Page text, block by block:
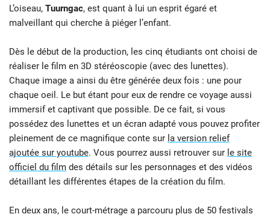
L’oiseau, Tuurngac, est quant à lui un esprit égaré et
malveillant qui cherche à piéger l’enfant.
Dès le début de la production, les cinq étudiants ont choisi de
réaliser le film en 3D stéréoscopie (avec des lunettes).
Chaque image a ainsi du être générée deux fois : une pour
chaque oeil. Le but étant pour eux de rendre ce voyage aussi
immersif et captivant que possible. De ce fait, si vous
possédez des lunettes et un écran adapté vous pouvez profiter
pleinement de ce magnifique conte sur la version relief
ajoutée sur youtube. Vous pourrez aussi retrouver sur le site
officiel du film des détails sur les personnages et des vidéos
détaillant les différentes étapes de la création du film.
En deux ans, le court-métrage a parcouru plus de 50 festivals